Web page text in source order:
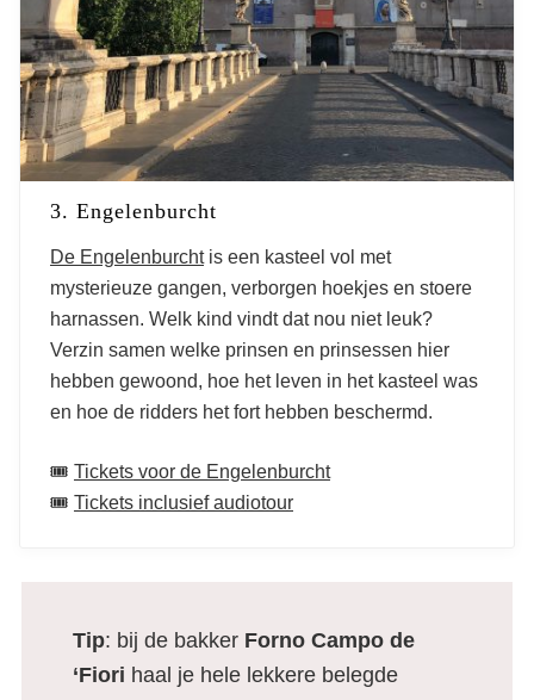
3. Engelenburcht
De Engelenburchtis een kasteel vol met
mysterieuze gangen, verborgen hoekjes en stoere
harnassen. Welk kind vindt dat nou niet leuk?
Verzin samen welke prinsen en prinsessen hier
hebben gewoond, hoe het leven in het kasteel was
en hoe de ridders het fort hebben beschermd.
🎟️ Tickets voor de Engelenburcht
🎟️ Tickets inclusief audiotour
Tip: bij de bakker Forno Campo de
‘Fiori haal je hele lekkere belegde